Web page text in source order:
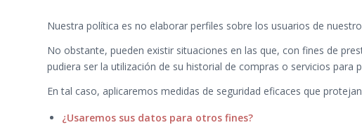
Nuestra política es no elaborar perfiles sobre los usuarios de
No obstante, pueden existir situaciones en las que, con fines de
pudiera ser la utilización de su historial de compras o servicios
En tal caso, aplicaremos medidas de seguridad eficaces que
¿Usaremos sus datos para otros fines?